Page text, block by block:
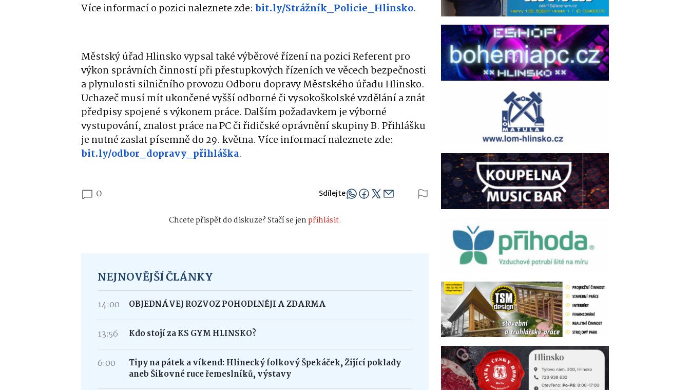
Více informací o pozici naleznete zde: bit.ly/Strážník_Policie_Hlinsko.
Městský úřad Hlinsko vypsal také výběrové řízení na pozici Referent pro
výkon správních činností při přestupkových řízeních ve věcech bezpečnosti
a plynulosti silničního provozu Odboru dopravy Městského úřadu Hlinsko.
Uchazeč musí mít ukončené vyšší odborné či vysokoškolské vzdělání a znát
předpisy spojené s výkonem práce. Dalším požadavkem je výborné
vystupování, znalost práce na PC či řidičské oprávnění skupiny B. Přihlášku
je nutné zaslat písemně do 29. května. Více informací naleznete zde:
bit.ly/odbor_dopravy_přihláška.
0 Sdílejte
Chcete přispět do diskuze? Stačí se jenpřihlásit.
NEJNOVĚJŠÍ ČLÁNKY
14:00 OBJEDNÁVEJ ROZVOZ POHODLNĚJI A ZDARMA
13:56 Kdo stojí za KS GYM HLINSKO?
6:00
Tipy na pátek a víkend: Hlinecký folkový Špekáček, Žijící poklady
aneb Šikovné ruce řemeslníků, výstavy